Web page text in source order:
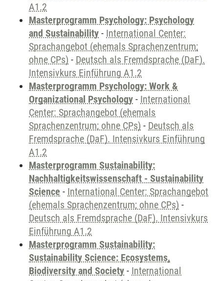
A1.2
Masterprogramm Psychology: Psychology
and Sustainability - International Center:
Sprachangebot (ehemals Sprachenzentrum;
ohne CPs) - Deutsch als Fremdsprache (DaF).
Intensivkurs Einführung A1.2
Masterprogramm Psychology: Work &
Organizational Psychology - International
Center: Sprachangebot (ehemals
Sprachenzentrum; ohne CPs) - Deutsch als
Fremdsprache (DaF). Intensivkurs Einführung
A1.2
Masterprogramm Sustainability:
Nachhaltigkeitswissenschaft - Sustainability
Science - International Center: Sprachangebot
(ehemals Sprachenzentrum; ohne CPs) -
Deutsch als Fremdsprache (DaF). Intensivkurs
Einführung A1.2
Masterprogramm Sustainability:
Sustainability Science: Ecosystems,
Biodiversity and Society - International